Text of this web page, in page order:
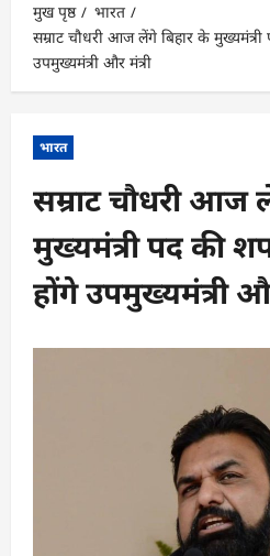
मुख पृष्ठ
भारत
सम्राट चौधरी आज लेंगे बिहार के
उपमुख्यमंत्री और मंत्री
भारत
सम्राट चौधरी आज
मुख्यमंत्री पद की
होंगे उपमुख्यमंत्री